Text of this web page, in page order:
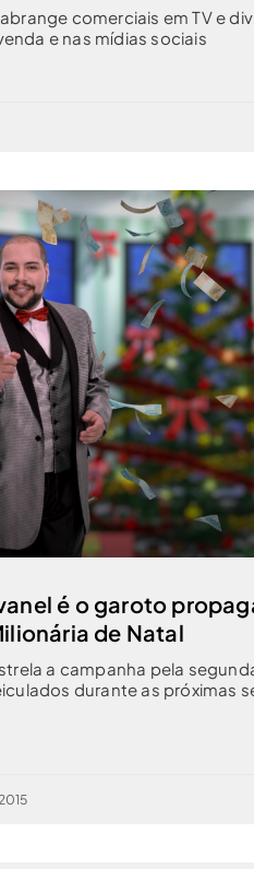
comerciais em TV e
e nas mídias sociais
é o garoto
de Natal
a campanha pela
durante as próximas